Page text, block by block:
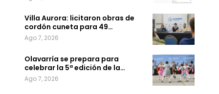
Villa Aurora: licitaron obras de
cordón cuneta para 49…
Ago 7, 2026
Olavarría se prepara para
celebrar la 5ª edición de la…
Ago 7, 2026